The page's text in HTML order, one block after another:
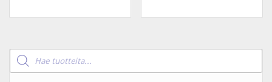
Products
search